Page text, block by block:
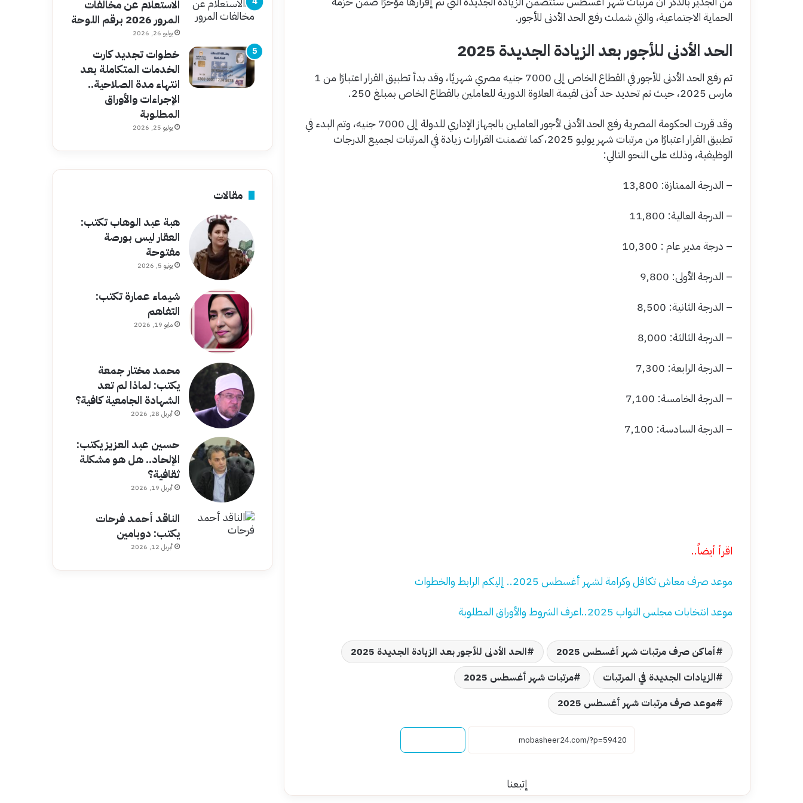
الحماية الاجتماعية، والتي شملت رفع الحد الأدنى للأجور.
الحد الأدنى للأجور بعد الزيادة الجديدة 2025
تم رفع الحد الأدنى للأجور في القطاع الخاص إلى 7000 جنيه مصري شهريًا، وقد بدأ تطبيق القرار اعتبارًا من 1
مارس 2025، حيث تم تحديد حد أدنى لقيمة العلاوة الدورية للعاملين بالقطاع الخاص بمبلغ 250.
وقد قررت الحكومة المصرية رفع الحد الأدنى لأجور العاملين بالجهاز الإداري للدولة إلى 7000 جنيه، وتم البدء في
تطبيق القرار اعتبارًا من مرتبات شهر يوليو 2025، كما تضمنت القرارات زيادة في المرتبات لجميع الدرجات
الوظيفية، وذلك على النحو التالي:
– الدرجة الممتازة: 13,800
– الدرجة العالية: 11,800
– درجة مدير عام : 10,300
– الدرجة الأولى: 9,800
– الدرجة الثانية: 8,500
– الدرجة الثالثة: 8,000
– الدرجة الرابعة: 7,300
– الدرجة الخامسة: 7,100
– الدرجة السادسة: 7,100
اقرأ أيضاً..
موعد صرف معاش تكافل وكرامة لشهر أغسطس 2025.. إليكم الرابط والخطوات
موعد انتخابات مجلس النواب 2025..اعرف الشروط والأوراق المطلوبة
أماكن صرف مرتبات شهر أغسطس 2025
الحد الأدنى للأجور بعد الزيادة الجديدة 2025
الزيادات الجديدة في المرتبات
مرتبات شهر أغسطس 2025
موعد صرف مرتبات شهر أغسطس 2025
إتبعنا
الاستعلام عن مخالفات
المرور 2026 برقم اللوحة
يوليو 26, 2026
خطوات تجديد كارت
الخدمات المتكاملة بعد
انتهاء مدة الصلاحية..
الإجراءات والأوراق
المطلوبة
يوليو 25, 2026
مقالات
هبة عبد الوهاب تكتب:
العقار ليس بورصة
مفتوحة
يونيو 5, 2026
شيماء عمارة تكتب:
التفاهم
مايو 19, 2026
محمد مختار جمعة
يكتب: لماذا لم تعد
الشهادة الجامعية كافية؟
أبريل 28, 2026
حسين عبد العزيز يكتب:
الإلحاد.. هل هو مشكلة
ثقافية؟
أبريل 19, 2026
الناقد أحمد فرحات
يكتب: دوبامين
أبريل 12, 2026